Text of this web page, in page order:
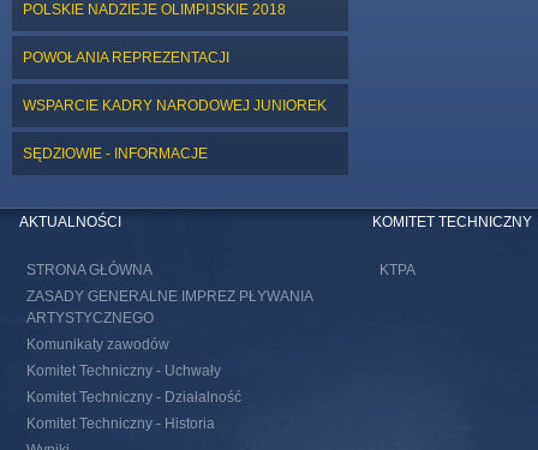
POLSKIE NADZIEJE OLIMPIJSKIE 2018
POWOŁANIA REPREZENTACJI
WSPARCIE KADRY NARODOWEJ JUNIOREK
SĘDZIOWIE - INFORMACJE
AKTUALNOŚCI
STRONA GŁÓWNA
ZASADY GENERALNE IMPREZ PŁYWANIA
ARTYSTYCZNEGO
Komunikaty zawodów
Komitet Techniczny - Uchwały
Komitet Techniczny - Działalność
Komitet Techniczny - Historia
KOMITET TECHNICZNY
KTPA